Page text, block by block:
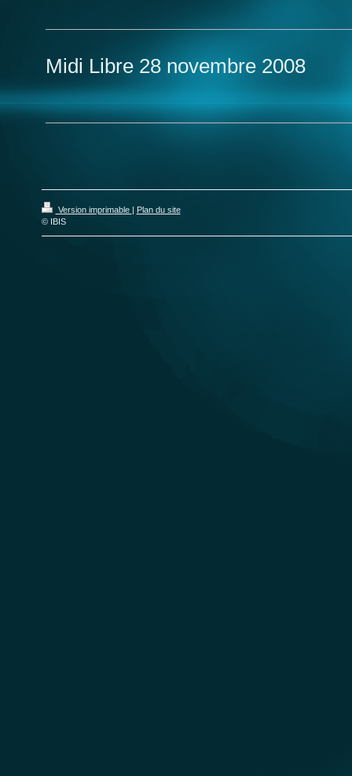
Midi Libre 28 novembre 2008
Version imprimable | Plan du site
© IBIS